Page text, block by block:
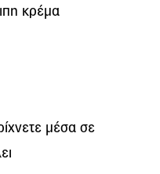
κρέμα
μέσα σε